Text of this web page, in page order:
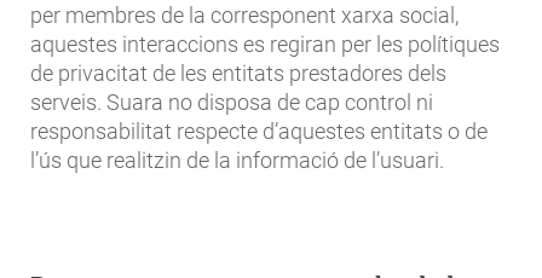
per membres de la corresponent xarxa social,
aquestes interaccions es regiran per les polítiques
de privacitat de les entitats prestadores dels
serveis. Suara no disposa de cap control ni
responsabilitat respecte d’aquestes entitats o de
l’ús que realitzin de la informació de l’usuari.